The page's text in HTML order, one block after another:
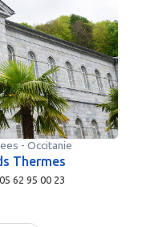
- Occitanie
Thermes
05 62 95 00 23